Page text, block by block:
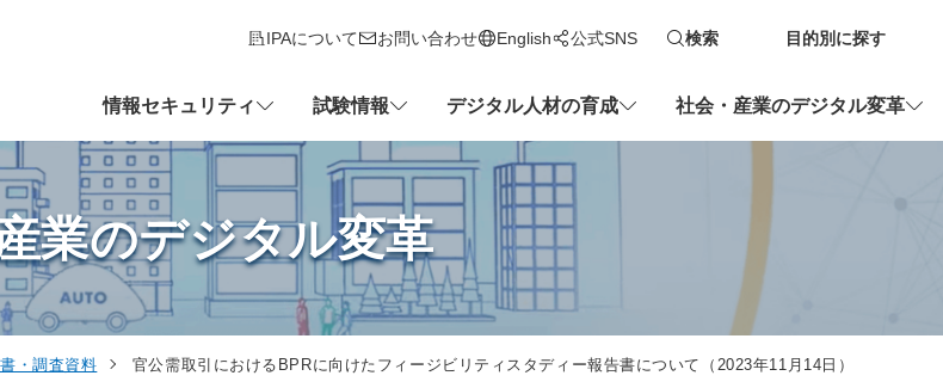
IPAについて
お問い合わせ English
新しいタブで開きます
公式SNS 検索 目的別に探す
情報セキュリティ 試験情報 デジタル人材の育成 社会・産業のデジタル変革
業のデジタル変革
・調査資料 官公需取引におけるBPRに向けたフィージビリティスタディー報告書について（2023年11月14日）